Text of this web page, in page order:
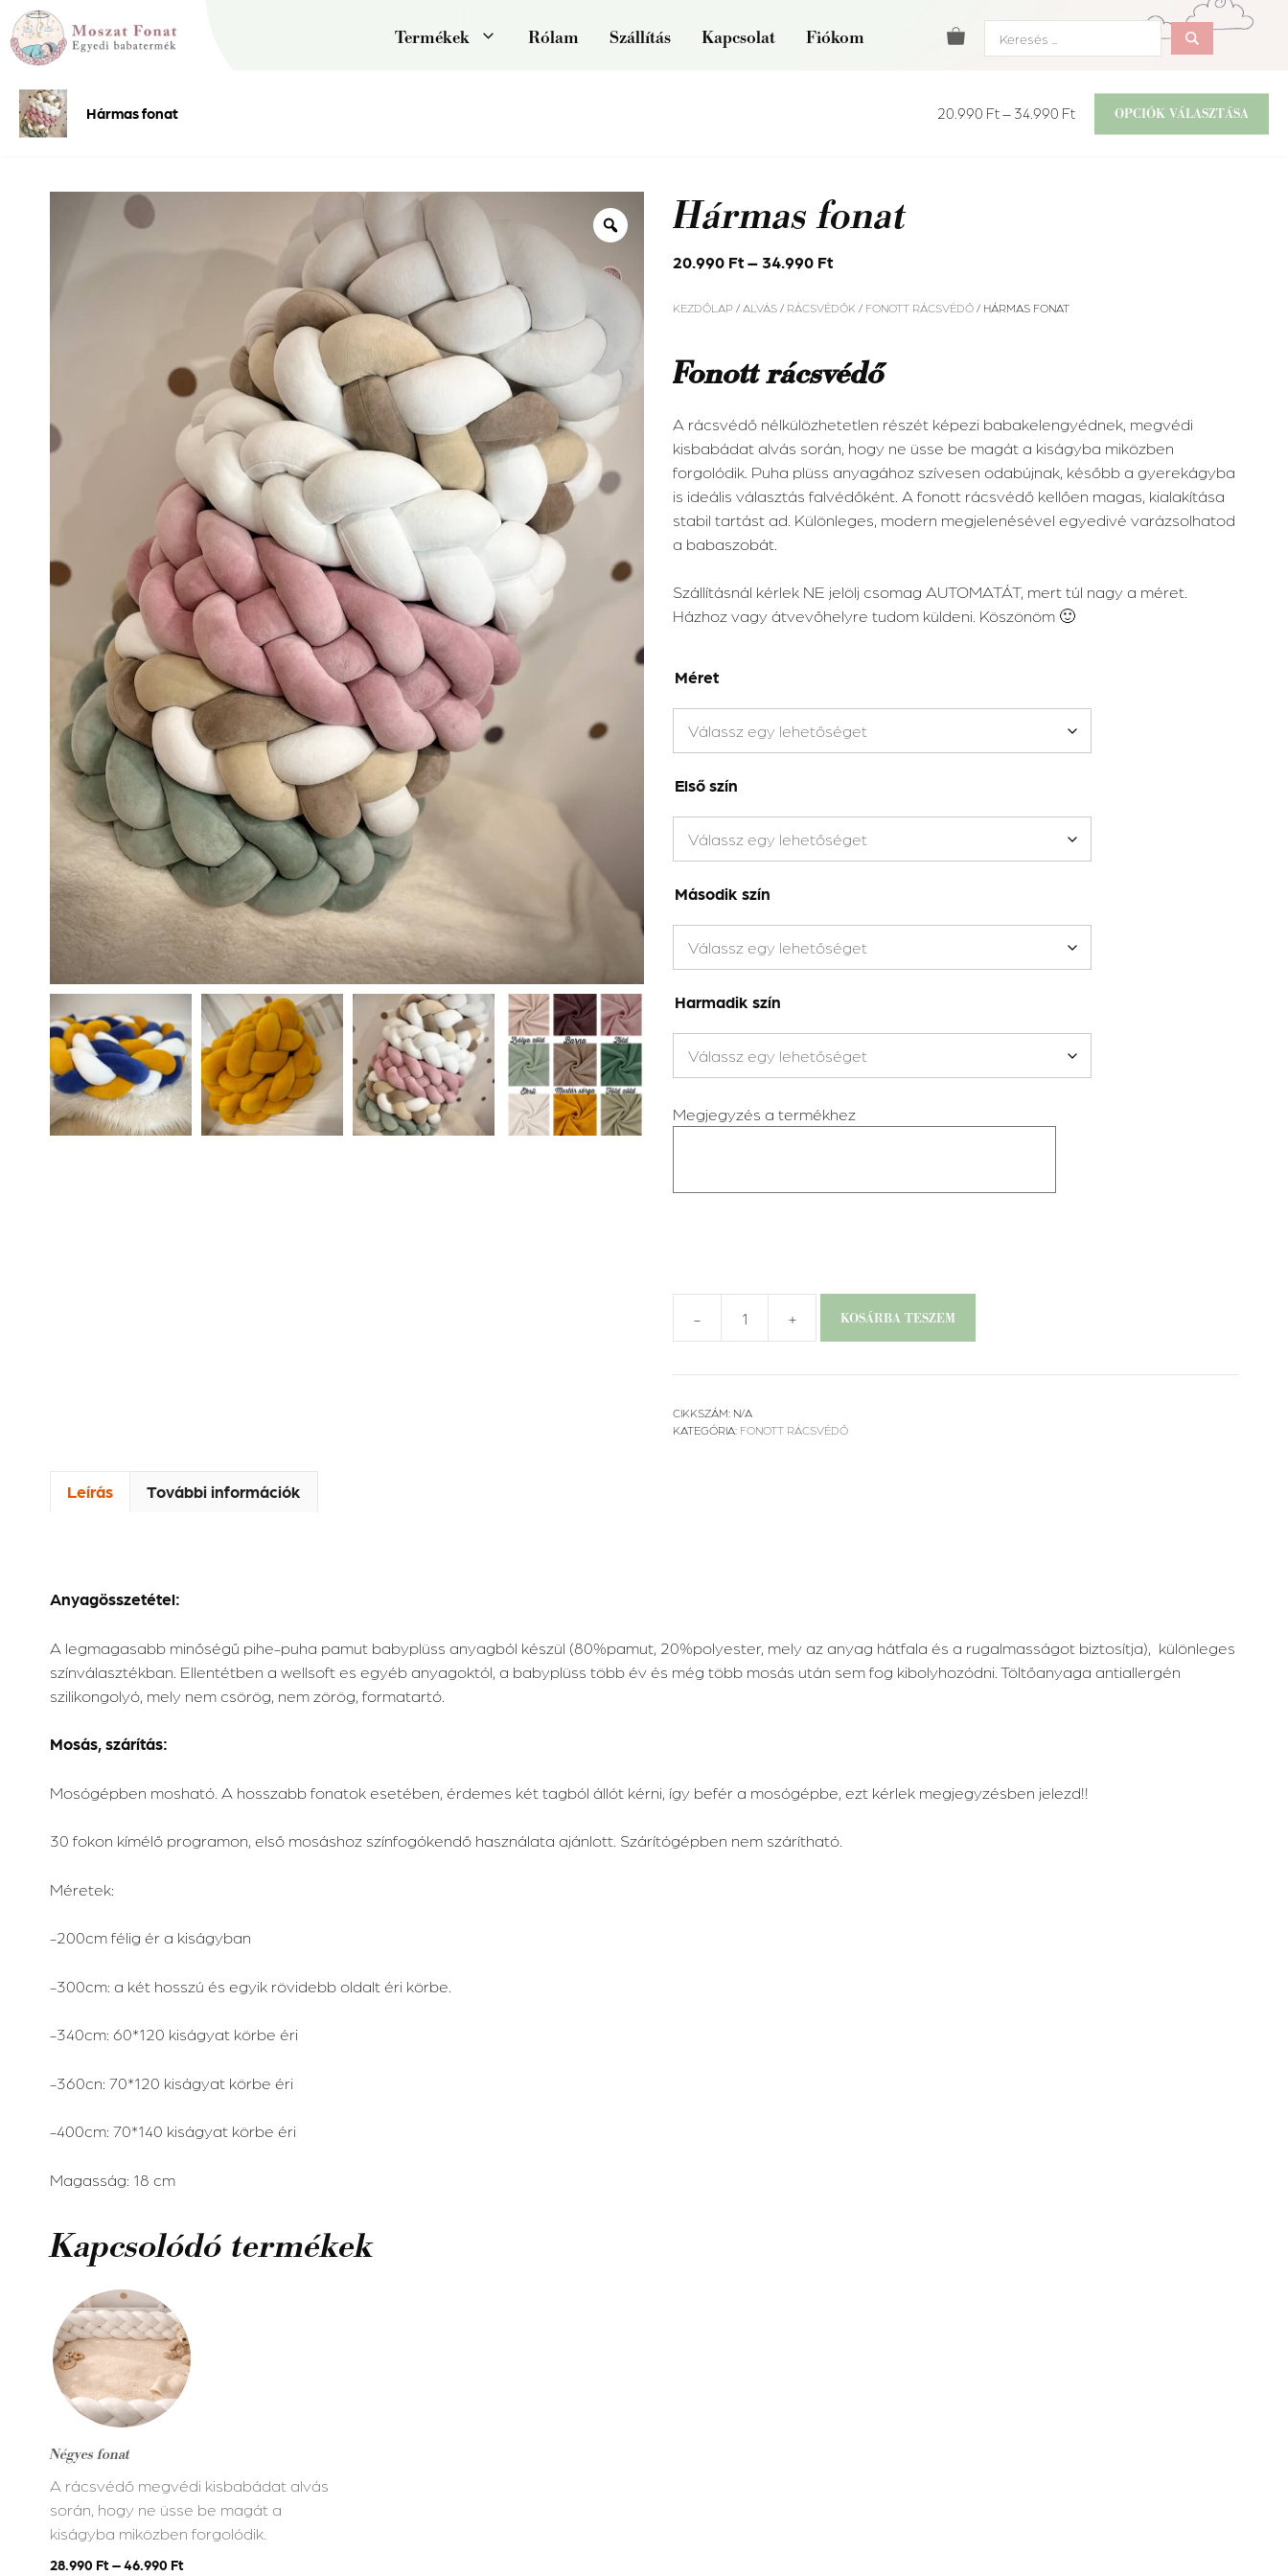
Kilépés
tartalomba
Termékek Rólam Szállítás Kapcsolat Fiókom
Search
...
Hármas fonat
20.990 Ft – 34.990 Ft
KEZDŐLAP / ALVÁS / RÁCSVÉDŐK / FONOTT RÁCSVÉDŐ / HÁRMAS FONAT
Fonott rácsvédő
A rácsvédő nélkülözhetetlen részét képezi babakelengyédnek, megvédi
kisbabádat alvás során, hogy ne üsse be magát a kiságyba miközben
forgolódik. Puha plüss anyagához szívesen odabújnak, később a gyerekágyba
is ideális választás falvédőként. A fonott rácsvédő kellően magas, kialakítása
stabil tartást ad. Különleges, modern megjelenésével egyedivé varázsolhatod
a babaszobát.
Szállításnál kérlek NE jelölj csomag AUTOMATÁT, mert túl nagy a méret.
Házhoz vagy átvevőhelyre tudom küldeni. Köszönöm 🙂
Méret
Első szín
Második szín
Harmadik szín
Megjegyzés a termékhez
-
Hármas
mennyiség
+ KOSÁRBA TESZEM
CIKKSZÁM: N/A
KATEGÓRIA: FONOTT RÁCSVÉDŐ
Leírás További információk
Anyagösszetétel:
A legmagasabb minőségű pihe-puha pamut babyplüss anyagból készül (80%pamut, 20%polyester, mely az anyag hátfala és a rugalmasságot biztosítja), különleges
színválasztékban. Ellentétben a wellsoft es egyéb anyagoktól, a babyplüss több év és még több mosás után sem fog kibolyhozódni. Töltőanyaga antiallergén
szilikongolyó, mely nem csörög, nem zörög, formatartó.
Mosás, szárítás:
Mosógépben mosható. A hosszabb fonatok esetében, érdemes két tagból állót kérni, így befér a mosógépbe, ezt kérlek megjegyzésben jelezd!!
30 fokon kímélő programon, első mosáshoz színfogókendő használata ajánlott. Szárítógépben nem szárítható.
Méretek:
-200cm félig ér a kiságyban
-300cm: a két hosszú és egyik rövidebb oldalt éri körbe.
-340cm: 60*120 kiságyat körbe éri
-360cn: 70*120 kiságyat körbe éri
-400cm: 70*140 kiságyat körbe éri
Magasság: 18 cm
Kapcsolódó termékek
Négyes fonat
A rácsvédő megvédi kisbabádat alvás
során, hogy ne üsse be magát a
kiságyba miközben forgolódik.
28.990 Ft–46.990 Ft
Ennek
terméknek
több
variációja
van.
változatok
a
termékoldalon
választhatók
ki
Hármas fonat 20.990 Ft– 34.990 Ft OPCIÓK VÁLASZTÁSA